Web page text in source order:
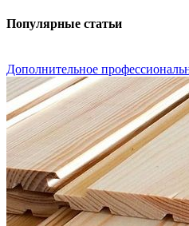
Популярные статьи
Дополнительное